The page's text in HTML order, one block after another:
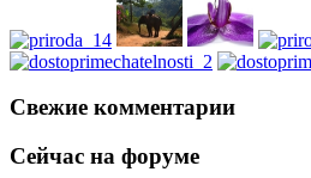
Свежие комментарии
Сейчас на форуме